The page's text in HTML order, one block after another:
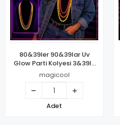
80&39ler 90&39lar Uv
Glow Parti Kolyesi 3&39lü
Set
magicool
Adet